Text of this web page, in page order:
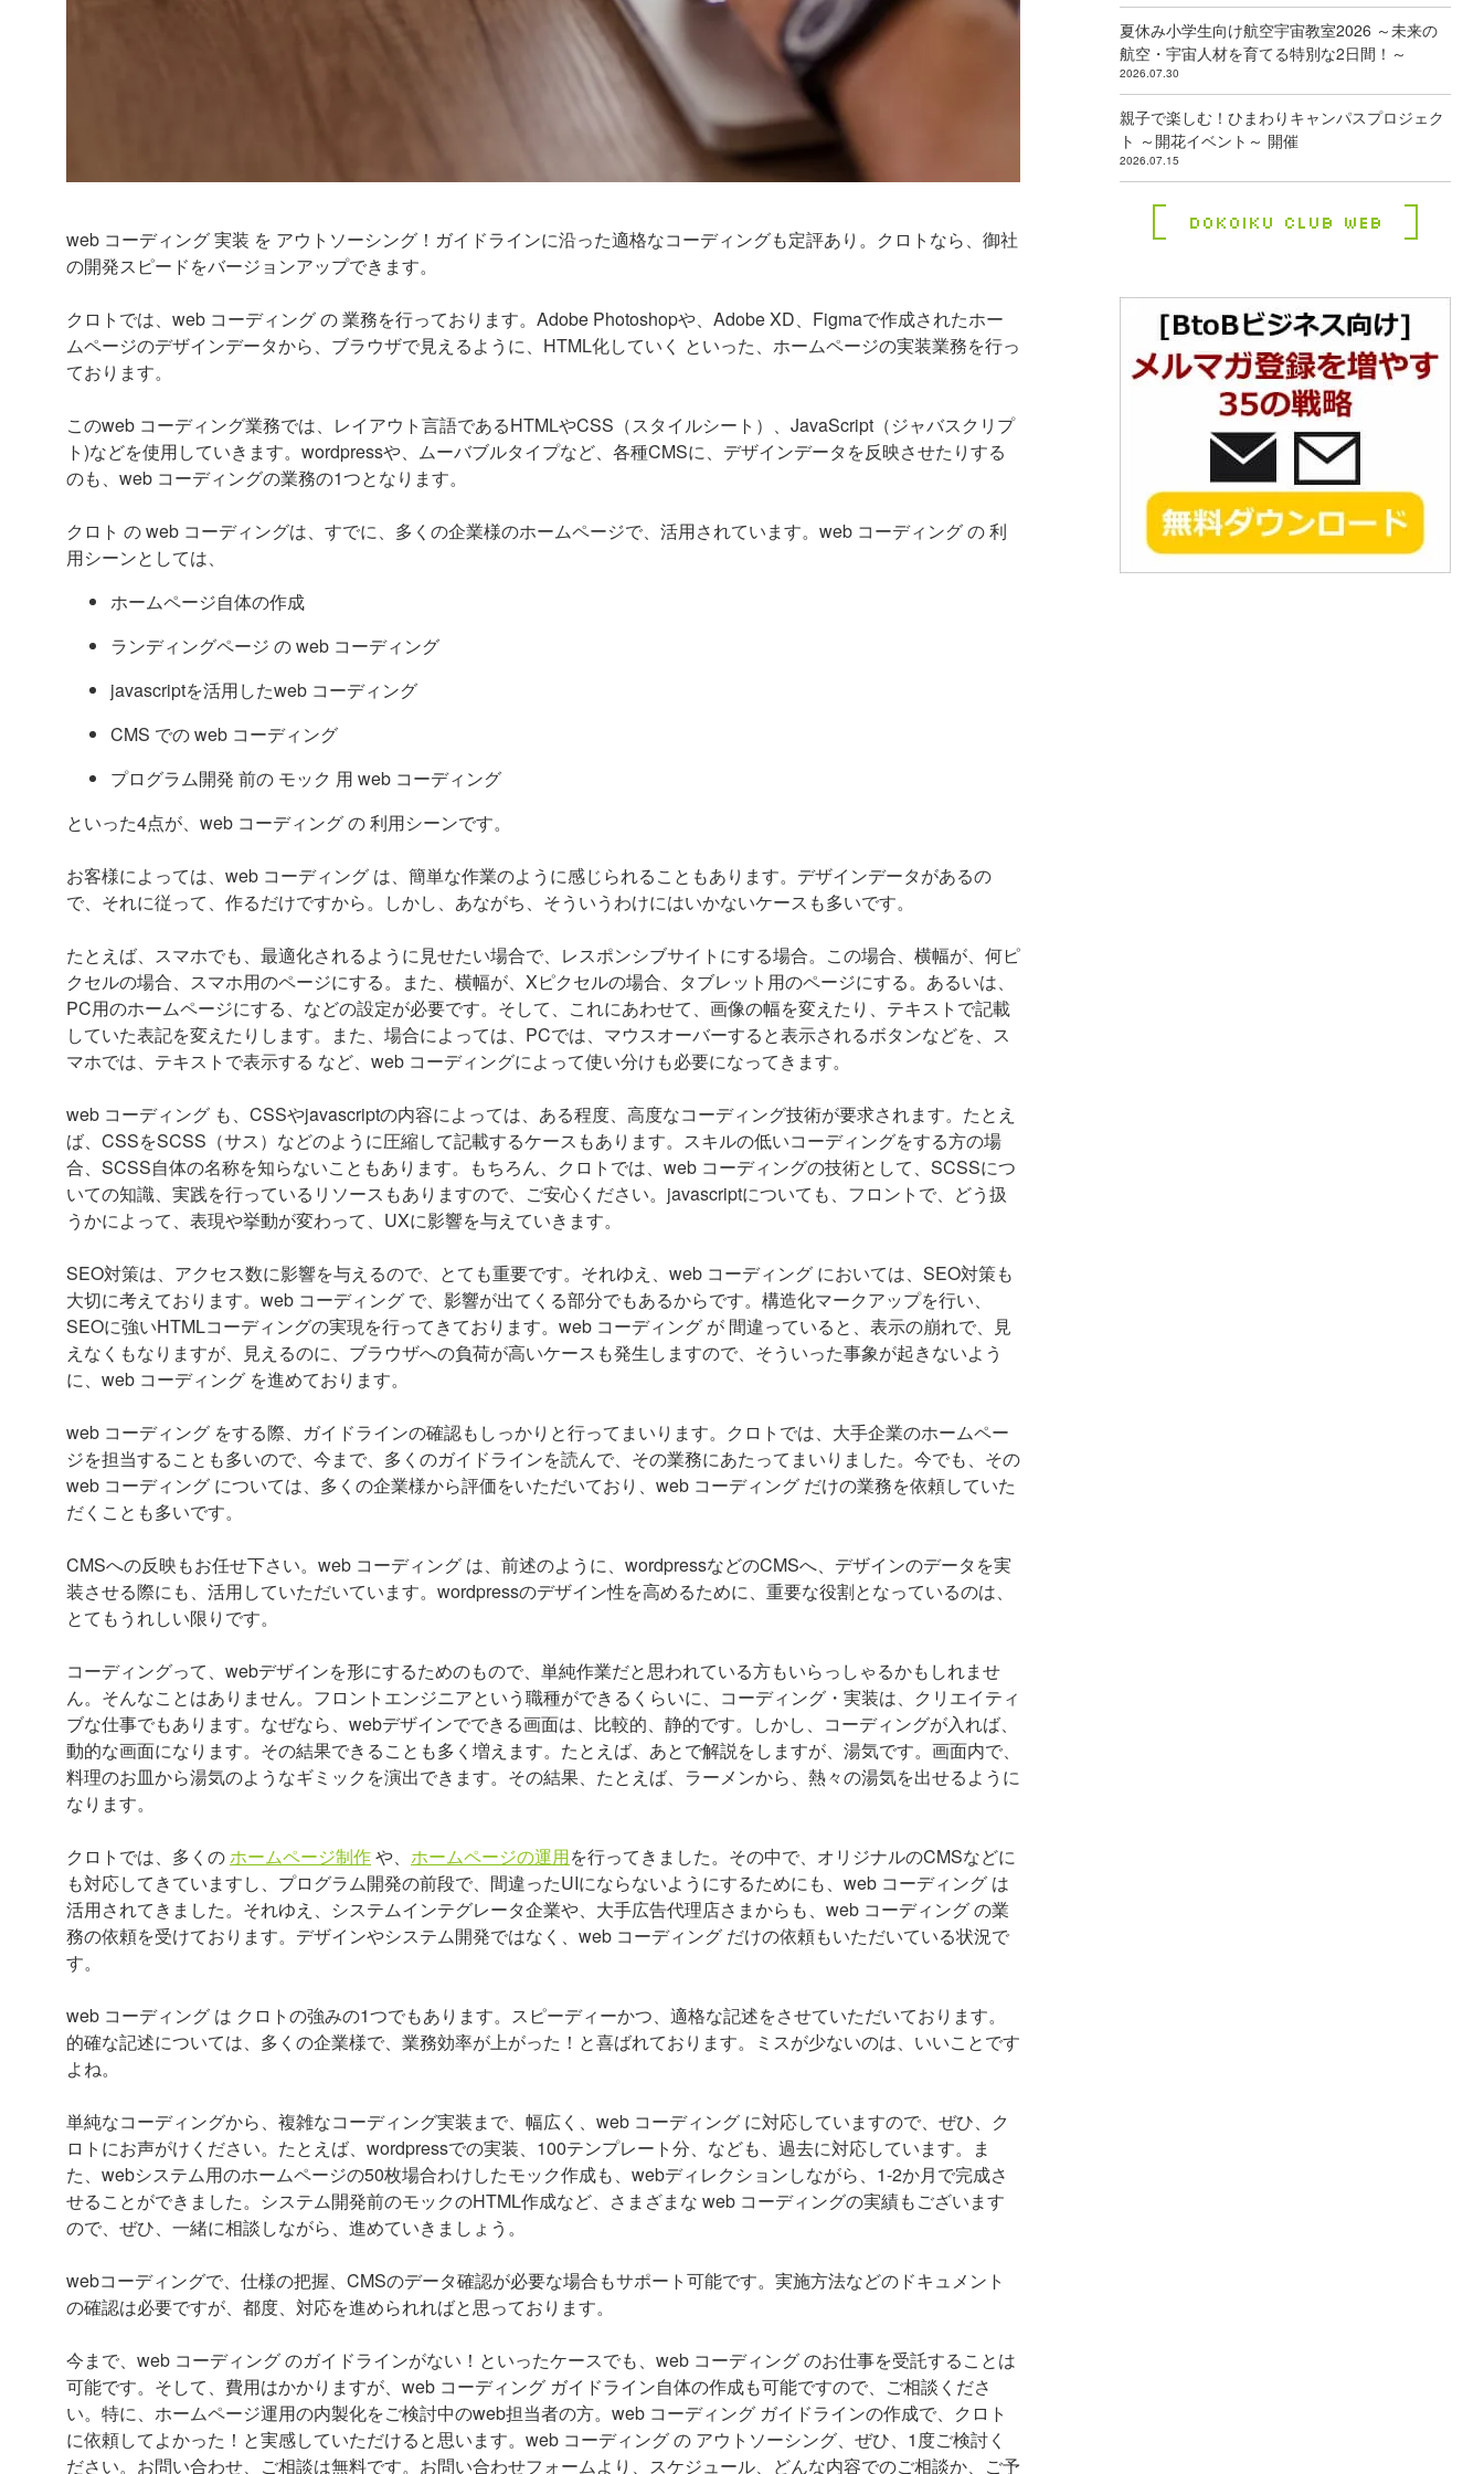
web コーディング 実装 を アウトソーシング！ガイドラインに沿った適格なコーディングも定評あり。クロトなら、御社
の開発スピードをバージョンアップできます。
クロトでは、web コーディング の 業務を行っております。Adobe Photoshopや、Adobe XD、Figmaで作成されたホー
ムページのデザインデータから、ブラウザで見えるように、HTML化していく といった、ホームページの実装業務を行っ
ております。
このweb コーディング業務では、レイアウト言語であるHTMLやCSS（スタイルシート）、JavaScript（ジャバスクリプ
ト)などを使用していきます。wordpressや、ムーバブルタイプなど、各種CMSに、デザインデータを反映させたりする
のも、web コーディングの業務の1つとなります。
クロト の web コーディングは、すでに、多くの企業様のホームページで、活用されています。web コーディング の 利
用シーンとしては、
ホームページ自体の作成
ランディングページ の web コーディング
javascriptを活用したweb コーディング
CMS での web コーディング
プログラム開発 前の モック 用 web コーディング
といった4点が、web コーディング の 利用シーンです。
お客様によっては、web コーディング は、簡単な作業のように感じられることもあります。デザインデータがあるの
で、それに従って、作るだけですから。しかし、あながち、そういうわけにはいかないケースも多いです。
たとえば、スマホでも、最適化されるように見せたい場合で、レスポンシブサイトにする場合。この場合、横幅が、何ピ
クセルの場合、スマホ用のページにする。また、横幅が、Xピクセルの場合、タブレット用のページにする。あるいは、
PC用のホームページにする、などの設定が必要です。そして、これにあわせて、画像の幅を変えたり、テキストで記載
していた表記を変えたりします。また、場合によっては、PCでは、マウスオーバーすると表示されるボタンなどを、ス
マホでは、テキストで表示する など、web コーディングによって使い分けも必要になってきます。
web コーディング も、CSSやjavascriptの内容によっては、ある程度、高度なコーディング技術が要求されます。たとえ
ば、CSSをSCSS（サス）などのように圧縮して記載するケースもあります。スキルの低いコーディングをする方の場
合、SCSS自体の名称を知らないこともあります。もちろん、クロトでは、web コーディングの技術として、SCSSにつ
いての知識、実践を行っているリソースもありますので、ご安心ください。javascriptについても、フロントで、どう扱
うかによって、表現や挙動が変わって、UXに影響を与えていきます。
SEO対策は、アクセス数に影響を与えるので、とても重要です。それゆえ、web コーディング においては、SEO対策も
大切に考えております。web コーディング で、影響が出てくる部分でもあるからです。構造化マークアップを行い、
SEOに強いHTMLコーディングの実現を行ってきております。web コーディング が 間違っていると、表示の崩れで、見
えなくもなりますが、見えるのに、ブラウザへの負荷が高いケースも発生しますので、そういった事象が起きないよう
に、web コーディング を進めております。
web コーディング をする際、ガイドラインの確認もしっかりと行ってまいります。クロトでは、大手企業のホームペー
ジを担当することも多いので、今まで、多くのガイドラインを読んで、その業務にあたってまいりました。今でも、その
web コーディング については、多くの企業様から評価をいただいており、web コーディング だけの業務を依頼していた
だくことも多いです。
CMSへの反映もお任せ下さい。web コーディング は、前述のように、wordpressなどのCMSへ、デザインのデータを実
装させる際にも、活用していただいています。wordpressのデザイン性を高めるために、重要な役割となっているのは、
とてもうれしい限りです。
コーディングって、webデザインを形にするためのもので、単純作業だと思われている方もいらっしゃるかもしれませ
ん。そんなことはありません。フロントエンジニアという職種ができるくらいに、コーディング・実装は、クリエイティ
ブな仕事でもあります。なぜなら、webデザインでできる画面は、比較的、静的です。しかし、コーディングが入れば、
動的な画面になります。その結果できることも多く増えます。たとえば、あとで解説をしますが、湯気です。画面内で、
料理のお皿から湯気のようなギミックを演出できます。その結果、たとえば、ラーメンから、熱々の湯気を出せるように
なります。
クロトでは、多くのホームページ制作や、 ホームページの運用を行ってきました。その中で、オリジナルのCMSなどに
も対応してきていますし、プログラム開発の前段で、間違ったUIにならないようにするためにも、web コーディング は
活用されてきました。それゆえ、システムインテグレータ企業や、大手広告代理店さまからも、web コーディング の業
務の依頼を受けております。デザインやシステム開発ではなく、web コーディング だけの依頼もいただいている状況で
す。
web コーディング は クロトの強みの1つでもあります。スピーディーかつ、適格な記述をさせていただいております。
的確な記述については、多くの企業様で、業務効率が上がった！と喜ばれております。ミスが少ないのは、いいことです
よね。
単純なコーディングから、複雑なコーディング実装まで、幅広く、web コーディング に対応していますので、ぜひ、ク
ロトにお声がけください。たとえば、wordpressでの実装、100テンプレート分、なども、過去に対応しています。ま
た、webシステム用のホームページの50枚場合わけしたモック作成も、webディレクションしながら、1-2か月で完成さ
せることができました。システム開発前のモックのHTML作成など、さまざまな web コーディングの実績もございます
ので、ぜひ、一緒に相談しながら、進めていきましょう。
webコーディングで、仕様の把握、CMSのデータ確認が必要な場合もサポート可能です。実施方法などのドキュメント
の確認は必要ですが、都度、対応を進められればと思っております。
今まで、web コーディング のガイドラインがない！といったケースでも、web コーディング のお仕事を受託することは
可能です。そして、費用はかかりますが、web コーディング ガイドライン自体の作成も可能ですので、ご相談くださ
い。特に、ホームページ運用の内製化をご検討中のweb担当者の方。web コーディング ガイドラインの作成で、クロト
に依頼してよかった！と実感していただけると思います。web コーディング の アウトソーシング、ぜひ、1度ご検討く
ださい。お問い合わせ、ご相談は無料です。お問い合わせフォームより、スケジュール、どんな内容でのご相談か、ご予
夏休み小学生向け航空宇宙教室2026 ～未来の
航空・宇宙人材を育てる特別な2日間！～
2026.07.30
親子で楽しむ！ひまわりキャンパスプロジェク
ト ～開花イベント～ 開催
2026.07.15
Dokoiku Club Web